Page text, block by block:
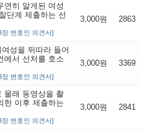
연히 알게된 여성
단계 제출하는 선
장 변호인 의견서]
3,000원 2863
성을 뒤따라 들어
에서 선처를 호소
장 변호인 의견서]
3,000원 3369
몰래 동영상을 촬
한 이후 제출하는
장 변호인 의견서]
3,000원 2841